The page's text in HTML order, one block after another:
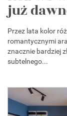
już
Przez lata kolor
romantycznymi
znacznie bardziej
subtelnego...